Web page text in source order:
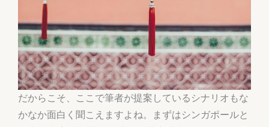
だからこそ、ここで筆者が提案しているシナリオもな
かなか面白く聞こえますよね。まずはシンガポールと